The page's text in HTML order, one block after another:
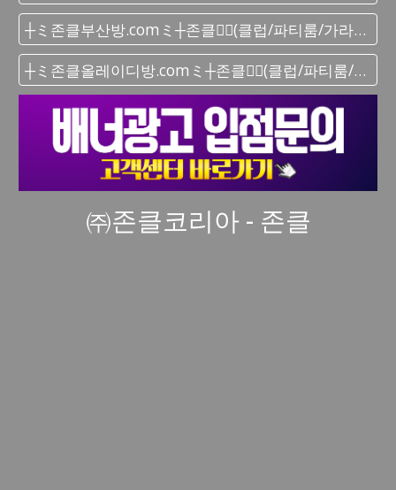
┼ミ존클부산방.comミ┼존클❤️‍🔥(클럽/파티룸/가라오케) - 단톡방
┼ミ존클올레이디방.comミ┼존클❤️‍🔥(클럽/파티룸/가라오케) - 단톡방
㈜존클코리아 - 존클